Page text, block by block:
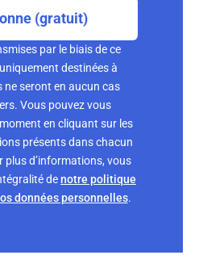
(gratuit)
par le biais de ce
destinées à
ne seront en aucun cas
Vous pouvez vous
en cliquant sur les
présents dans chacun
plus d’informations, vous
denotre politique
données personnelles.